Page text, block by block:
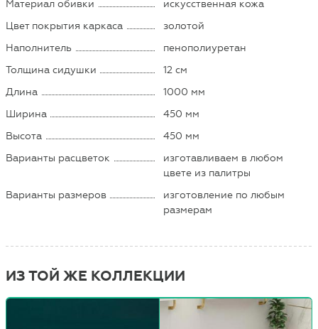
Материал обивки
искусственная кожа
Цвет покрытия каркаса
золотой
Наполнитель
пенополиуретан
Толщина сидушки
12 см
Длина
1000 мм
Ширина
450 мм
Высота
450 мм
Варианты расцветок
изготавливаем в любом
цвете из палитры
Варианты размеров
изготовление по любым
размерам
ИЗ ТОЙ ЖЕ КОЛЛЕКЦИИ